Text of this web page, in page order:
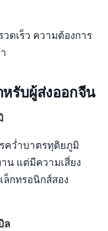
ดเร็ว ความต้องการ
หรับผู้ส่งออกจีน
คว่ำบาตรทุติยภูมิ
น แต่มีความเสี่ยง
ล็กทรอนิกส์สอง
ล